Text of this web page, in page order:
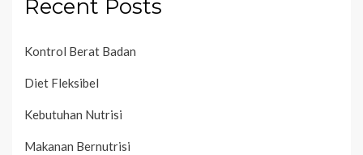
Recent Posts
Kontrol Berat Badan
Diet Fleksibel
Kebutuhan Nutrisi
Makanan Bernutrisi